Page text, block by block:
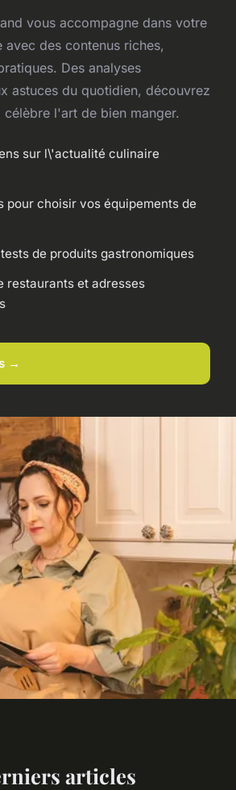
vous accompagne dans votre
avec des contenus riches,
Des analyses
astuces du quotidien, découvrez
célèbre l'art de bien manger.
sur l\'actualité culinaire
pour choisir vos équipements de
de produits gastronomiques
restaurants et adresses
→
articles